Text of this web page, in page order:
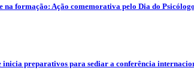
na formação: Ação comemorativa pelo Dia do Psicólogo
preparativos para sediar a conferência